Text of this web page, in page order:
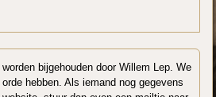
bijgehouden door Willem Lep. We
hebben. Als iemand nog gegevens